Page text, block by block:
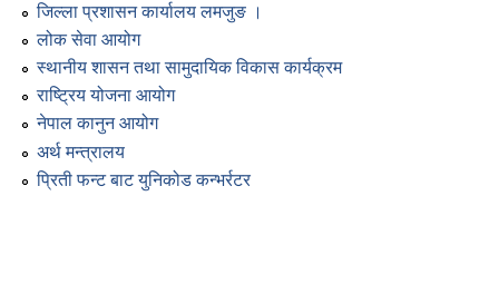
जिल्ला प्रशासन कार्यालय लमजुङ ।
लोक सेवा आयोग
स्थानीय शासन तथा सामुदायिक विकास कार्यक्रम
राष्ट्रिय योजना आयोग
नेपाल कानुन आयोग
अर्थ मन्त्रालय
प्रिती फन्ट बाट युनिकोड कन्भर्रटर